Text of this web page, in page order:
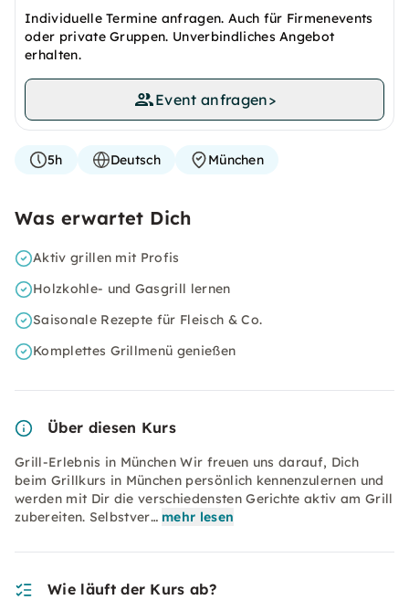
Individuelle Termine anfragen. Auch für Firmenevents
oder private Gruppen. Unverbindliches Angebot
erhalten.
Event anfragen>
5h Deutsch München
Was erwartet Dich
Aktiv grillen mit Profis
Holzkohle- und Gasgrill lernen
Saisonale Rezepte für Fleisch & Co.
Komplettes Grillmenü genießen
Über diesen Kurs
Grill-Erlebnis in München Wir freuen uns darauf, Dich
beim Grillkurs in München persönlich kennenzulernen und
werden mit Dir die verschiedensten Gerichte aktiv am Grill
zubereiten. Selbstver… mehr lesen
Wie läuft der Kurs ab?